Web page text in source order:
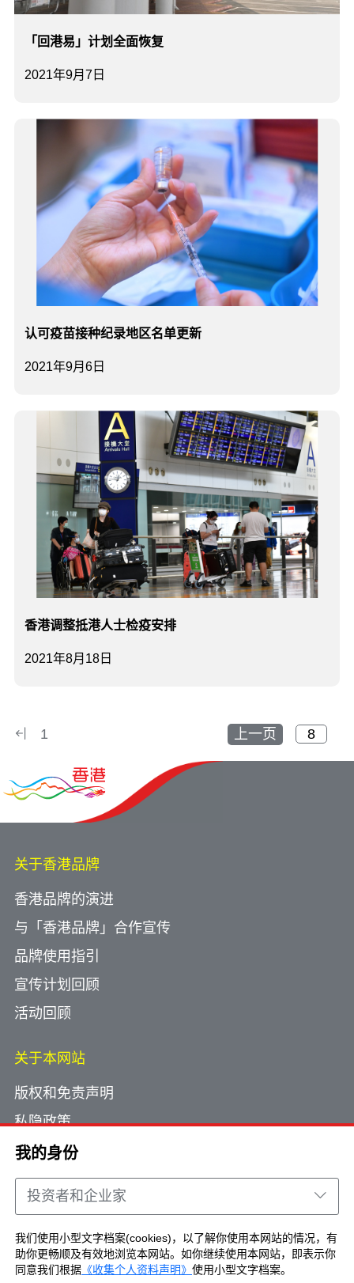
我的身份
投资者和企业家
我们使用小型文字档案(cookies)，以了解你使用本网站的情况，有
助你更畅顺及有效地浏览本网站。如你继续使用本网站，即表示你
同意我们根据 《收集个人资料声明》 使用小型文字档案。
2021年9月7日
「回港易」计划全面恢复
2021年9月6日
认可疫苗接种纪录地区名单更新
2021年8月18日
香港调整抵港人士检疫安排
1 上一页
关于香港品牌
香港品牌的演进
与「香港品牌」合作宣传
品牌使用指引
宣传计划回顾
活动回顾
关于本网站
版权和免责声明
私隐政策
使用小型文字档案
网页指南
联络我们
Copyright © Brand Hong Kong. All Rights